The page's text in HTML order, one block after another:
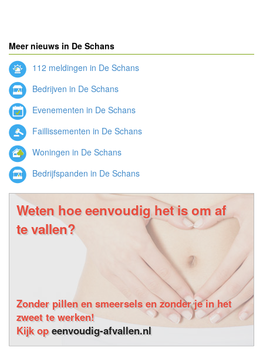
Meer nieuws in De Schans
112 meldingen in De Schans
Bedrijven in De Schans
Evenementen in De Schans
Faillissementen in De Schans
Woningen in De Schans
Bedrijfspanden in De Schans
Weten hoe eenvoudig het is om af
te vallen?
Zonder pillen en smeersels en zonder je in het
zweet te werken!
Kijk opeenvoudig-afvallen.nl